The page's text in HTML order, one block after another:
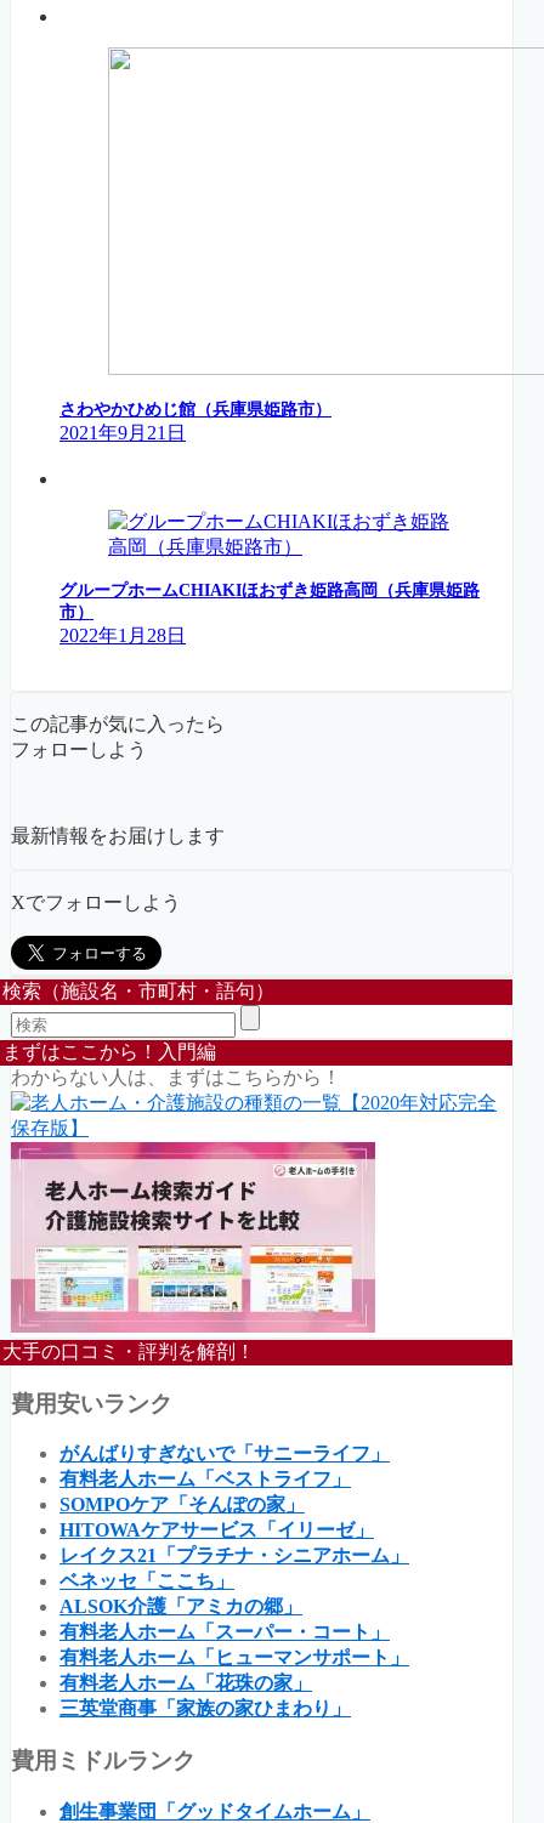
さわやかひめじ館（兵庫県姫路市）
2021年9月21日
グループホームCHIAKIほおずき姫路高岡（兵庫県姫路
市）
2022年1月28日
この記事が気に入ったら
フォローしよう
最新情報をお届けします
Xでフォローしよう
検索（施設名・市町村・語句）
まずはここから！入門編
わからない人は、まずはこちらから！
大手の口コミ・評判を解剖！
費用安いランク
がんばりすぎないで「サニーライフ」
有料老人ホーム「ベストライフ」
SOMPOケア「そんぽの家」
HITOWAケアサービス「イリーゼ」
レイクス21「プラチナ・シニアホーム」
ベネッセ「ここち」
ALSOK介護「アミカの郷」
有料老人ホーム「スーパー・コート」
有料老人ホーム「ヒューマンサポート」
有料老人ホーム「花珠の家」
三英堂商事「家族の家ひまわり」
費用ミドルランク
創生事業団「グッドタイムホーム」